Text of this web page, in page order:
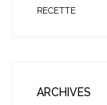
RECETTE
ARCHIVES